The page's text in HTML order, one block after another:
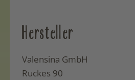
Hersteller
Valensina GmbH
Ruckes 90